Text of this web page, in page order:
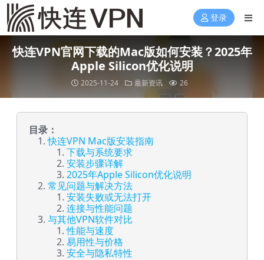
登录
快连VPN官网下载的Mac版如何安装？2025年
Apple Silicon优化说明
2025-11-24 最新资讯 26
目录：
快连VPN Mac版安装指南
下载与系统要求
安装步骤详解
2025年Apple Silicon优化说明
常见问题与解决方法
安装失败或无法打开
连接与性能问题
与其他VPN软件对比
性能与速度
易用性与价格
安全与隐私特性